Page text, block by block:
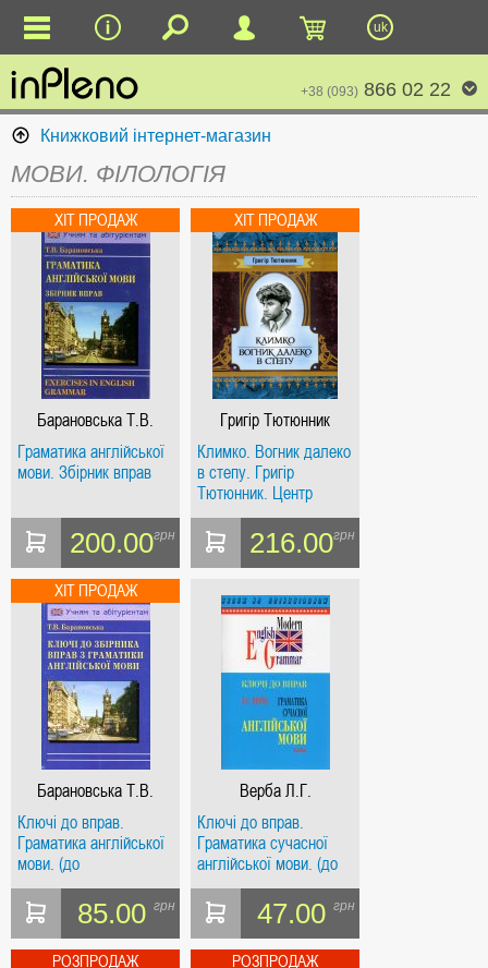
uk
+38 (093) 866 02 22
Книжковий інтернет-магазин
МОВИ. ФІЛОЛОГІЯ
Барановська Т.В.
Граматика англійської
мови. Збірник вправ
200.00грн
Григір Тютюнник
Климко. Вогник далеко
в степу. Григір
Тютюнник. Центр
учбової літератури
216.00грн
Барановська Т.В.
Ключі до вправ.
Граматика англійської
мови. (до
Барановської)
85.00 грн
Верба Л.Г.
Ключі до вправ.
Граматика сучасної
англійської мови. (до
Верби)
47.00 грн